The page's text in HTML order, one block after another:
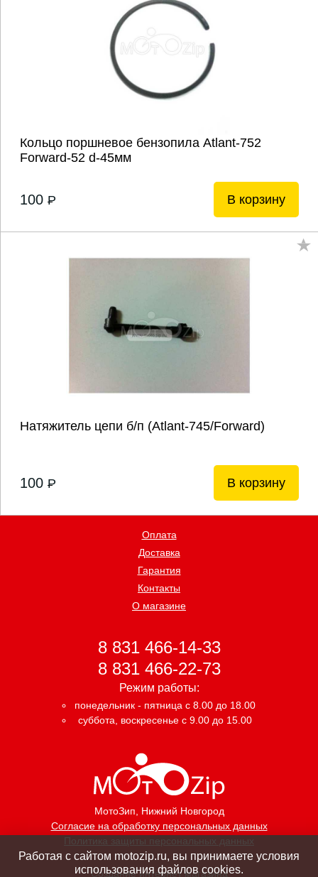
Кольцо поршневое бензопила Atlant-752
Forward-52 d-45мм
100 P В корзину
Натяжитель цепи б/п (Atlant-745/Forward)
100 P В корзину
МотоЗип, Нижний Новгород
Согласие на обработку персональных данных
Политика защиты персональных данных
Оплата
Доставка
Гарантия
Контакты
О магазине
8 831 466-14-33
8 831 466-22-73
Режим работы:
понедельник - пятница с 8.00 до 18.00
суббота, воскресенье с 9.00 до 15.00
Создание интернет магазина
Работая с сайтом motozip.ru, вы принимаете условия
использования файлов cookies.